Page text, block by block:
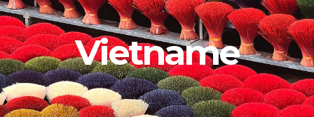
Vietname